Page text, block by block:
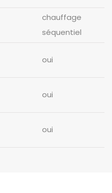
chauffage
séquentiel
oui
oui
oui